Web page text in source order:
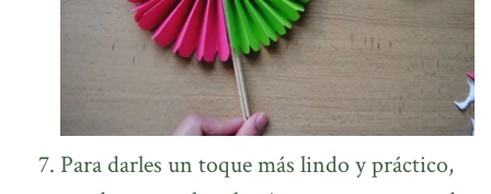
Para darles un toque más lindo y práctico,